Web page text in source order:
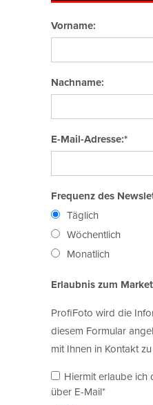
Vorname:
Nachname:
E-Mail-Adresse:*
Frequenz des
Täglich
Wöchentlich
Monatlich
Erlaubnis zum
ProfiFoto wird die
diesem Formular
mit Ihnen in Kontakt
Hiermit erlaube ich
über E-Mail*